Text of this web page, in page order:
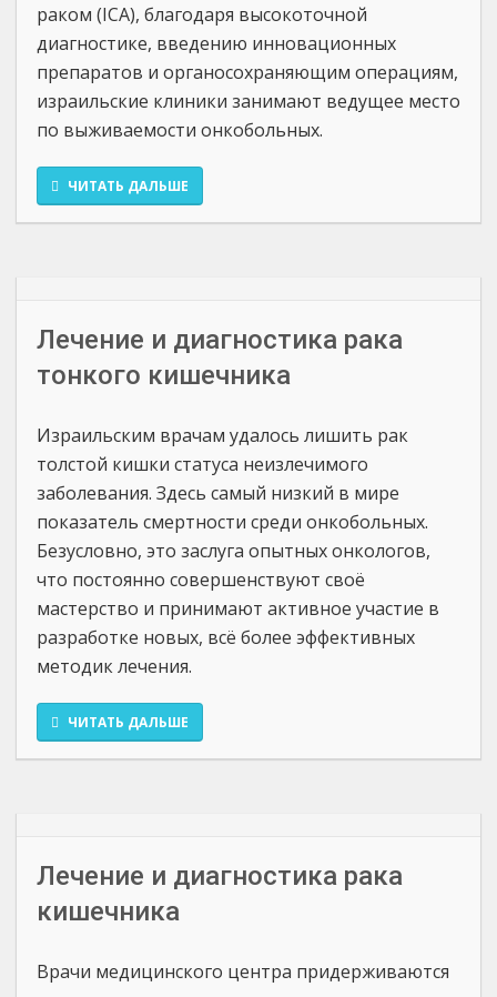
раком (ICA), благодаря высокоточной
диагностике, введению инновационных
препаратов и органосохраняющим операциям,
израильские клиники занимают ведущее место
по выживаемости онкобольных.
ЧИТАТЬ ДАЛЬШЕ
Лечение и диагностика рака
тонкого кишечника
Израильским врачам удалось лишить рак
толстой кишки статуса неизлечимого
заболевания. Здесь самый низкий в мире
показатель смертности среди онкобольных.
Безусловно, это заслуга опытных онкологов,
что постоянно совершенствуют своё
мастерство и принимают активное участие в
разработке новых, всё более эффективных
методик лечения.
ЧИТАТЬ ДАЛЬШЕ
Лечение и диагностика рака
кишечника
Врачи медицинского центра придерживаются